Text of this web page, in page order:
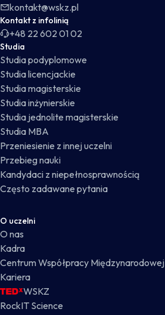
kontakt@wskz.pl
Kontakt z infolinią
+48 22 602 01 02
Studia
Studia podyplomowe
Studia licencjackie
Studia magisterskie
Studia inżynierskie
Studia jednolite magisterskie
Studia MBA
Przeniesienie z innej uczelni
Przebieg nauki
Kandydaci z niepełnosprawnością
Często zadawane pytania
O uczelni
O nas
Kadra
Centrum Współpracy Międzynarodowej
Kariera
WSKZ
RockIT Science